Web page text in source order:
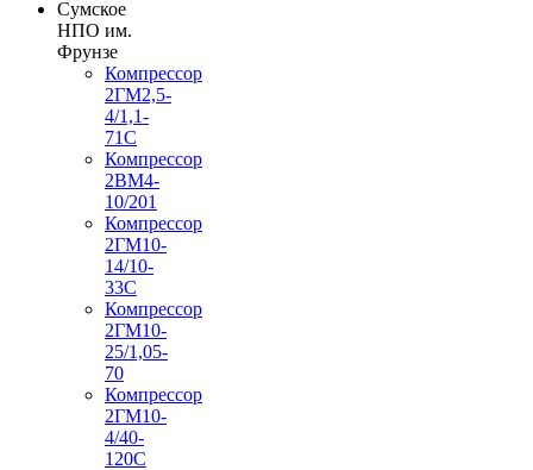
Сумское
НПО им.
Фрунзе
Компрессор
2ГМ2,5-
4/1,1-
71С
Компрессор
2ВМ4-
10/201
Компрессор
2ГМ10-
14/10-
33С
Компрессор
2ГМ10-
25/1,05-
70
Компрессор
2ГМ10-
4/40-
120С